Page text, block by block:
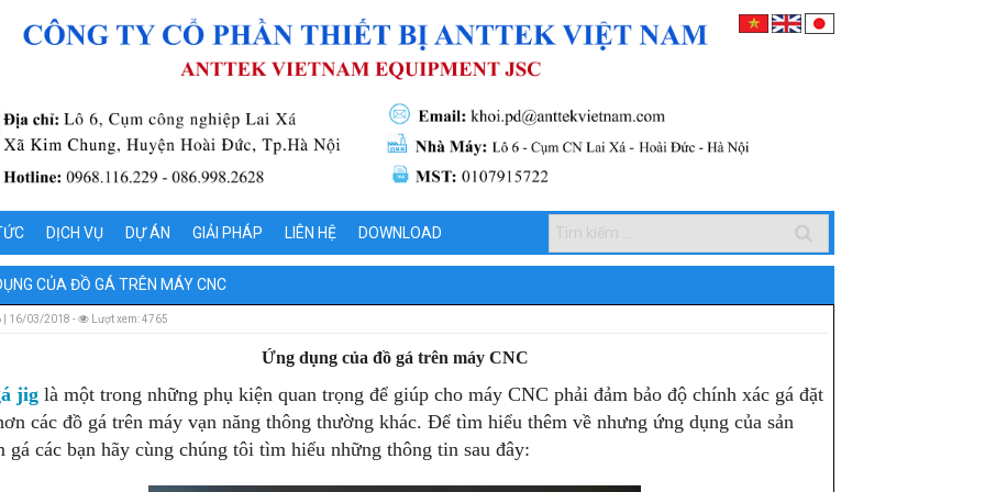
PHỤ KIỆN
THANH ĐỊNH HÌNH CÔNG NGHIỆP
LẮP GHÉP NHÔM ĐỊNH HÌNH
TIÊU CHUẨN
IN
HÀN
VÀ CÁC SẢN PHẨM ĐỘT DẬP
ĐIỀU KHIỂN
DỊCH VỤ DỰ ÁN GIẢI PHÁP LIÊN HỆ DOWNLOAD
CỦA ĐỒ GÁ TRÊN MÁY CNC
| 16/03/2018 - Lượt xem: 4765
Ứng dụng của đồ gá trên máy CNC
jig là một trong những phụ kiện quan trọng để giúp cho máy CNC phải đảm bảo độ chính xác gá đặt
các đồ gá trên máy vạn năng thông thường khác. Để tìm hiểu thêm về nhưng ứng dụng của sản
gá các bạn hãy cùng chúng tôi tìm hiểu những thông tin sau đây: